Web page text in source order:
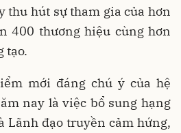
thu hút sự tham gia của hơn
400 thương hiệu cùng hơn
tạo.
mới đáng chú ý của hệ
nay là việc bổ sung hạng
Lãnh đạo truyền cảm hứng,